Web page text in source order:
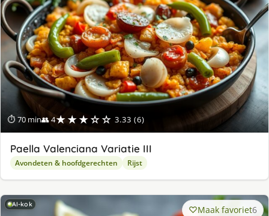
⏱ 70 min👥 4★★★☆☆ 3.33 (6)
Paella Valenciana Variatie III
Avondeten & hoofdgerechten Rijst
AI-kok Maak favoriet6